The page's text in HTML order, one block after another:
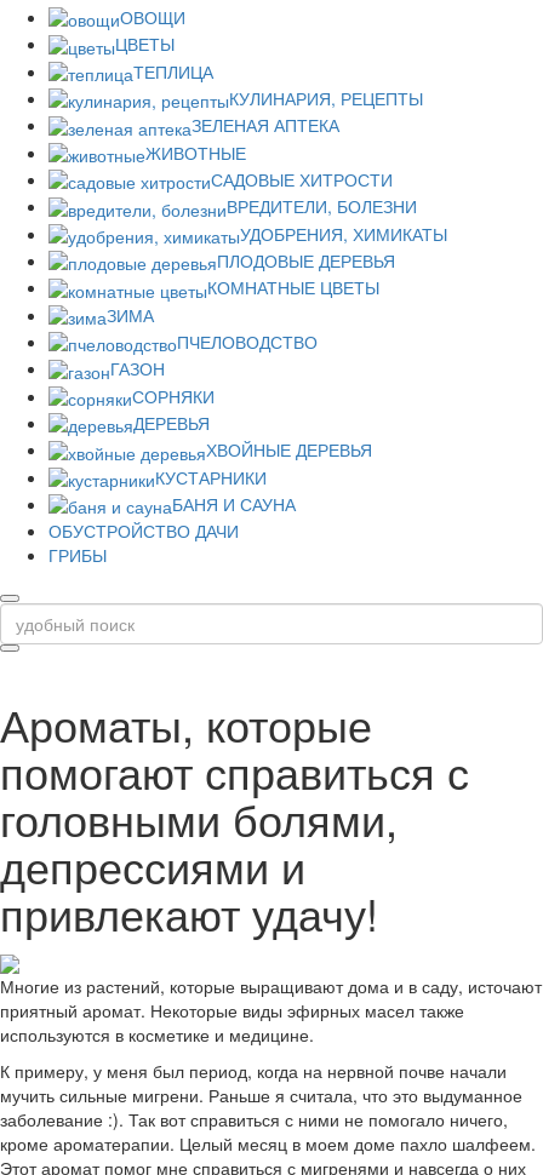
ОВОЩИ
ЦВЕТЫ
ТЕПЛИЦА
КУЛИНАРИЯ, РЕЦЕПТЫ
ЗЕЛЕНАЯ АПТЕКА
ЖИВОТНЫЕ
САДОВЫЕ ХИТРОСТИ
ВРЕДИТЕЛИ, БОЛЕЗНИ
УДОБРЕНИЯ, ХИМИКАТЫ
ПЛОДОВЫЕ ДЕРЕВЬЯ
КОМНАТНЫЕ ЦВЕТЫ
ЗИМА
ПЧЕЛОВОДСТВО
ГАЗОН
СОРНЯКИ
ДЕРЕВЬЯ
ХВОЙНЫЕ ДЕРЕВЬЯ
КУСТАРНИКИ
БАНЯ И САУНА
ОБУСТРОЙСТВО ДАЧИ
ГРИБЫ
Ароматы, которые
помогают справиться с
головными болями,
депрессиями и
привлекают удачу!
Многие из растений, которые выращивают дома и в саду, источают
приятный аромат. Некоторые виды эфирных масел также
используются в косметике и медицине.
К примеру, у меня был период, когда на нервной почве начали
мучить сильные мигрени. Раньше я считала, что это выдуманное
заболевание :). Так вот справиться с ними не помогало ничего,
кроме ароматерапии. Целый месяц в моем доме пахло шалфеем.
Этот аромат помог мне справиться с мигренями и навсегда о них